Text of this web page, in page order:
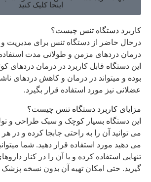
اینجا کلیک کنید
کاربرد دستگاه تنس چیست؟
درحال حاضر از دستگاه تنس برای مدیریت و
درمان دردهای مزمن و طولانی مدت استفاده
این دستگاه قابل کاربرد در درمان دردهای
بوده و میتواند در درمان و کاهش دردهای
عضلانی نیز مورد استفاده قرار بگیرد.
مزایای کاربرد دستگاه تنس چیست؟
این دستگاه بسیار کوچک و سبک طراحی و
می توانید آن را به راحتی جابجا کرده و در
می دهید مورد استفاده قرار دهید. شما
تنهایی استفاده کرده و یا آن را در کنار
گیرید. حتی امکان تهیه آن بدون نسخه پزشک